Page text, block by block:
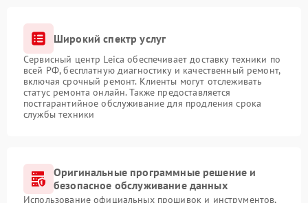
Широкий спектр услуг
Сервисный центр Leica обеспечивает доставку техники по
всей РФ, бесплатную диагностику и качественный ремонт,
включая срочный ремонт. Клиенты могут отслеживать
статус ремонта онлайн. Также предоставляется
постгарантийное обслуживание для продления срока
службы техники
Оригинальные программные решение и
безопасное обслуживание данных
Использование официальных прошивок и инструментов,